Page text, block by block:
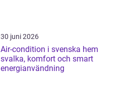
30 juni 2026
Air-condition i svenska hem
svalka, komfort och smart
energianvändning